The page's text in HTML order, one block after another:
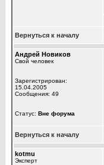
Вернуться к началу
Андрей Новиков
Свой человек
Зарегистрирован:
15.04.2005
Сообщения: 49
Статус: Вне форума
Вернуться к началу
kotmu
Эксперт